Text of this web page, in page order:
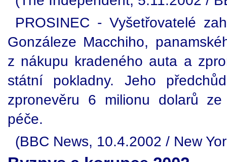
PROSINEC - Vyšetřovatelé
Gonzáleze Macchiho,
z nákupu kradeného auta a
státní pokladny. Jeho
zpronevěru 6 milionu dolarů
péče.
(BBC News, 10.4.2002 / New